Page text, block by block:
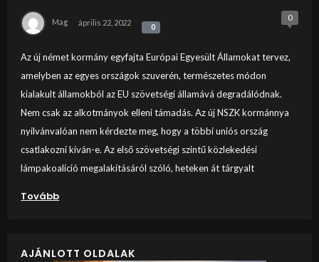
Mag április 22, 2022
0
0
Az új német kormány egyfajta Európai Egyesült Államokat tervez,
amelyben az egyes országok szuverén, természetes módon
kialakult államokból az EU szövetségi államává degradálódnak.
Nem csak az alkotmányok elleni támadás. Az új NSZK kormánnya
nyilvánvalóan nem kérdezte meg, hogy a többi uniós ország
csatlakozni kíván-e. Az első szövetségi szintű közlekedési
lámpakoalíció megalakításáról szóló, heteken át tárgyalt
Tovább
AJÁNLOTT OLDALAK